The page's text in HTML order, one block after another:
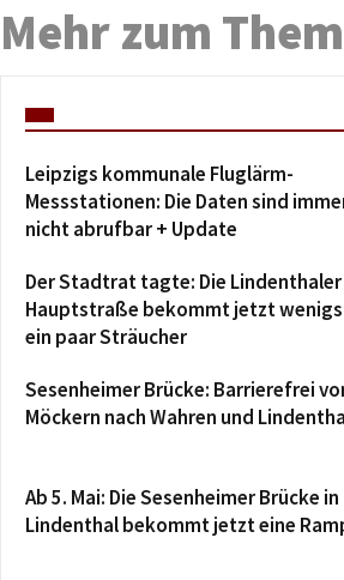
Mehr zum
Leipzigs kommunale Fluglärm-
Messstationen: Die Daten sind
nicht abrufbar + Update
Der Stadtrat tagte: Die Lindenthaler
Hauptstraße bekommt jetzt
ein paar Sträucher
Sesenheimer Brücke: Barrierefrei
Möckern nach Wahren und
Ab 5. Mai: Die Sesenheimer Brücke in
Lindenthal bekommt jetzt eine